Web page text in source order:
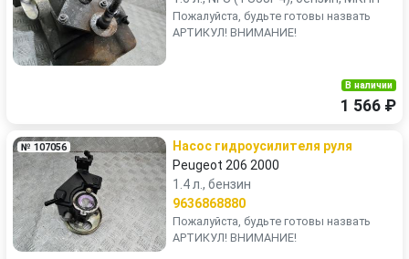
Пожалуйста, будьте готовы назвать
АРТИКУЛ! ВНИМАНИЕ!
В наличии
1 566 ₽
№ 107056
Насос гидроусилителя руля
Peugeot 206 2000
1.4 л., бензин
9636868880
Пожалуйста, будьте готовы назвать
АРТИКУЛ! ВНИМАНИЕ!